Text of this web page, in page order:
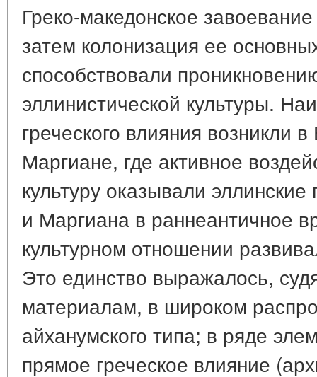
Греко-македонское
затем колонизация ее
способствовали
эллинистической культуры.
греческого влияния возникли
Маргиане, где активное
культуру оказывали
и Маргиана в раннеантичное
культурном отношении
Это единство выражалось,
материалам, в широком
айханумского типа; в ряде
прямое греческое влияние